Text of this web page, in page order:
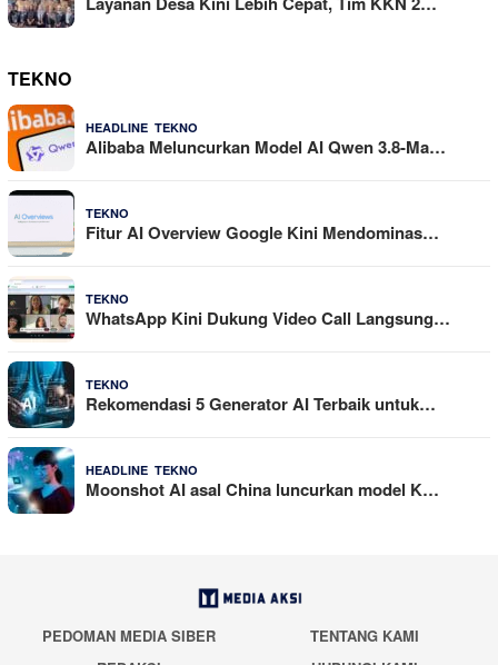
TEKNO
HEADLINE TEKNO
Alibaba Meluncurkan Model AI Qwen 3.8-Ma…
TEKNO
Fitur AI Overview Google Kini Mendominas…
TEKNO
WhatsApp Kini Dukung Video Call Langsung…
TEKNO
Rekomendasi 5 Generator AI Terbaik untuk…
HEADLINE TEKNO
Moonshot AI asal China luncurkan model K…
PEDOMAN MEDIA SIBER
TENTANG KAMI